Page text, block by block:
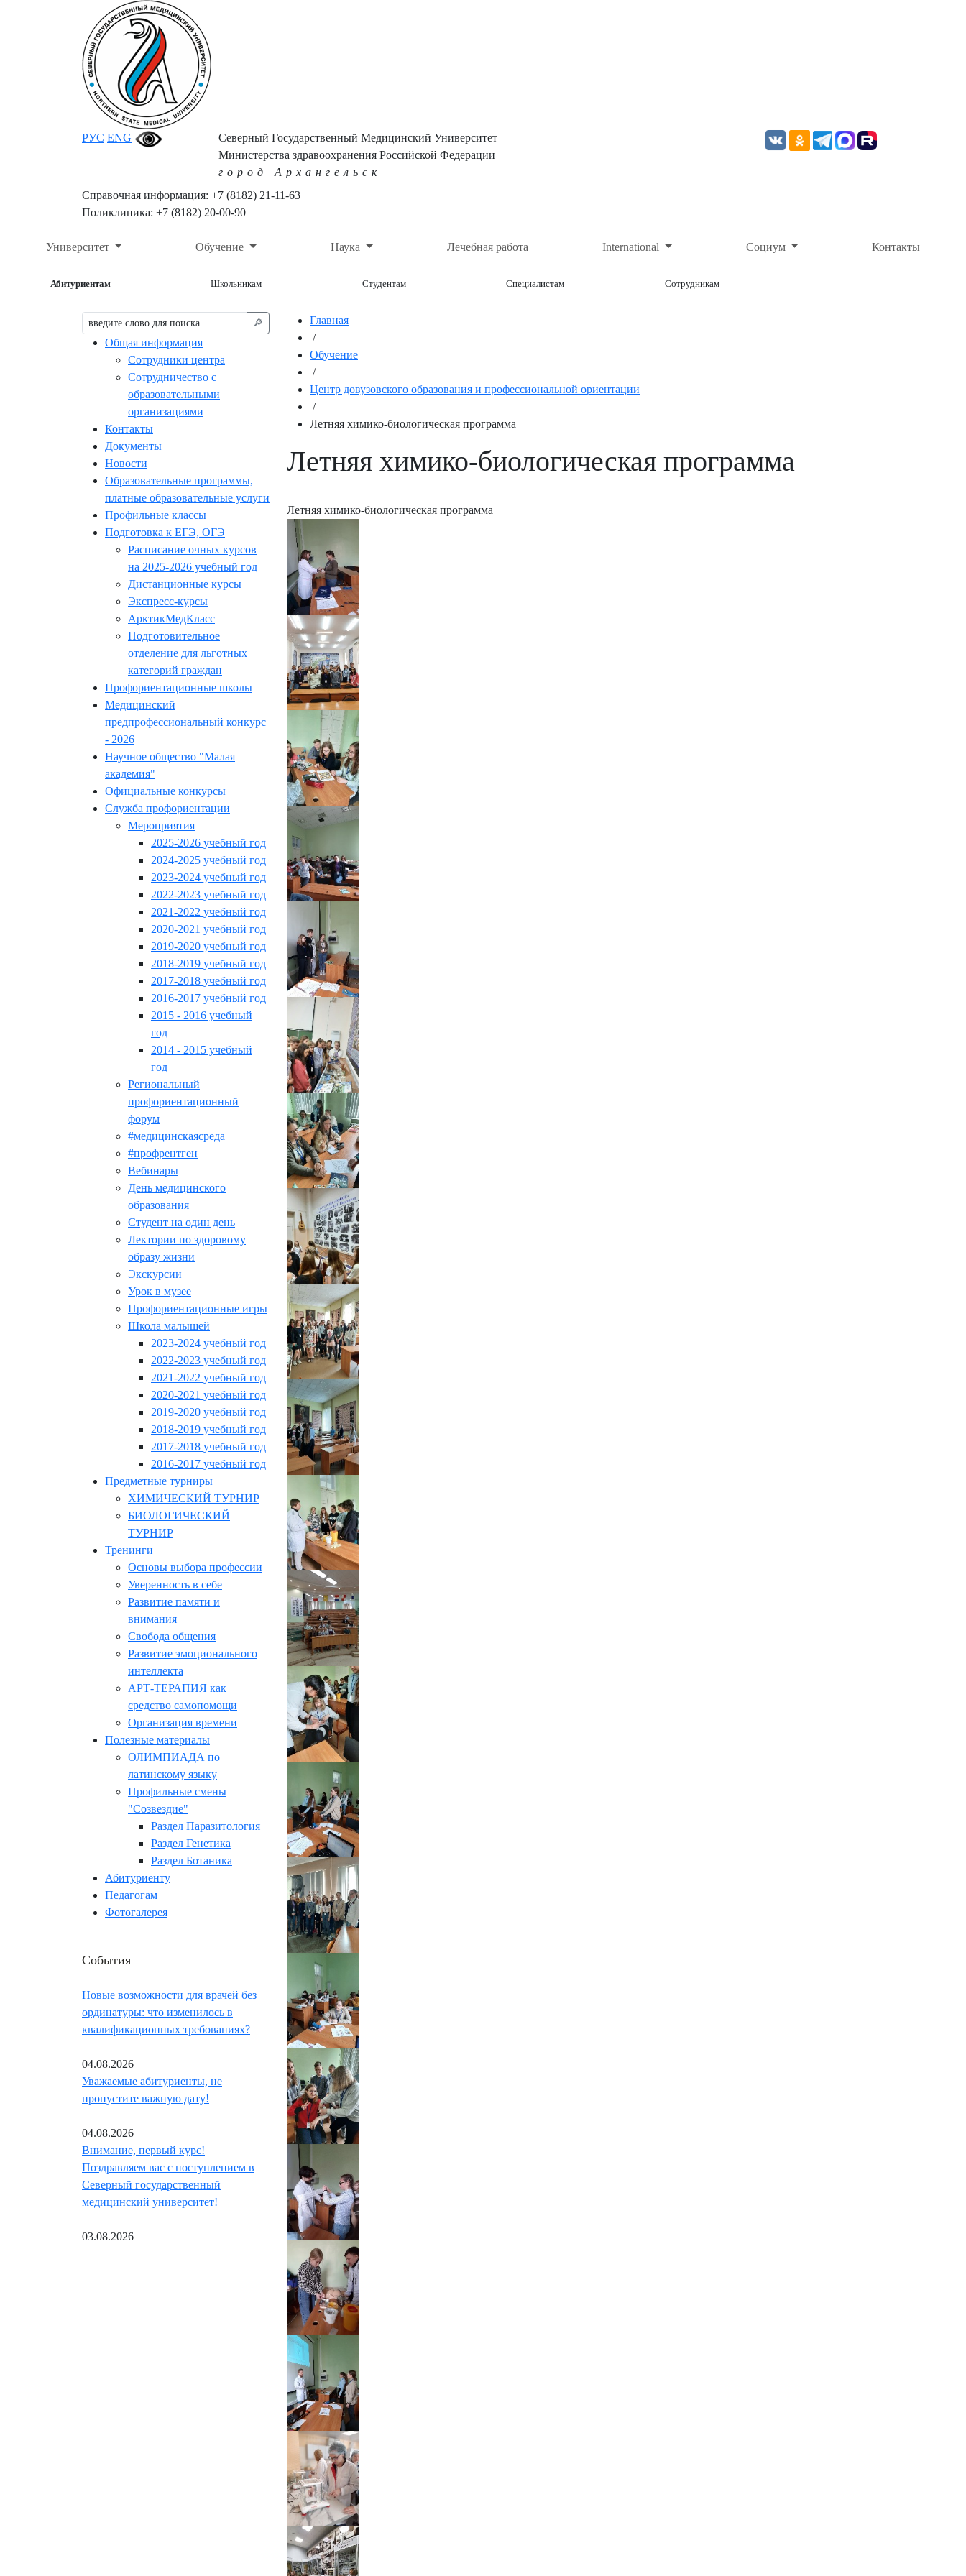
РУС ENG
Северный Государственный Медицинский Университет
Министерства здравоохранения Российской Федерации
город Архангельск
Справочная информация: +7 (8182) 21-11-63
Поликлиника: +7 (8182) 20-00-90
Университет Обучение Наука Лечебная работа International Социум Контакты
Абитуриентам Школьникам Студентам Специалистам Сотрудникам
🔎︎
Общая информация
Сотрудники центра
Сотрудничество с
образовательными
организациями
Контакты
Документы
Новости
Образовательные программы,
платные образовательные услуги
Профильные классы
Подготовка к ЕГЭ, ОГЭ
Расписание очных курсов
на 2025-2026 учебный год
Дистанционные курсы
Экспресс-курсы
АрктикМедКласс
Подготовительное
отделение для льготных
категорий граждан
Профориентационные школы
Медицинский
предпрофессиональный конкурс
- 2026
Научное общество "Малая
академия"
Официальные конкурсы
Служба профориентации
Мероприятия
2025-2026 учебный год
2024-2025 учебный год
2023-2024 учебный год
2022-2023 учебный год
2021-2022 учебный год
2020-2021 учебный год
2019-2020 учебный год
2018-2019 учебный год
2017-2018 учебный год
2016-2017 учебный год
2015 - 2016 учебный
год
2014 - 2015 учебный
год
Региональный
профориентационный
форум
#медицинскаясреда
#профрентген
Вебинары
День медицинского
образования
Студент на один день
Лектории по здоровому
образу жизни
Экскурсии
Урок в музее
Профориентационные игры
Школа малышей
2023-2024 учебный год
2022-2023 учебный год
2021-2022 учебный год
2020-2021 учебный год
2019-2020 учебный год
2018-2019 учебный год
2017-2018 учебный год
2016-2017 учебный год
Предметные турниры
ХИМИЧЕСКИЙ ТУРНИР
БИОЛОГИЧЕСКИЙ
ТУРНИР
Тренинги
Основы выбора профессии
Уверенность в себе
Развитие памяти и
внимания
Свобода общения
Развитие эмоционального
интеллекта
АРТ-ТЕРАПИЯ как
средство самопомощи
Организация времени
Полезные материалы
ОЛИМПИАДА по
латинскому языку
Профильные смены
"Созвездие"
Раздел Паразитология
Раздел Генетика
Раздел Ботаника
Абитуриенту
Педагогам
Фотогалерея
События
Новые возможности для врачей без
ординатуры: что изменилось в
квалификационных требованиях?
04.08.2026
Уважаемые абитуриенты, не
пропустите важную дату!
04.08.2026
Внимание, первый курс!
Поздравляем вас с поступлением в
Северный государственный
медицинский университет!
03.08.2026
Главная
/
Обучение
/
Центр довузовского образования и профессиональной ориентации
/
Летняя химико-биологическая программа
Летняя химико-биологическая программа
Летняя химико-биологическая программа